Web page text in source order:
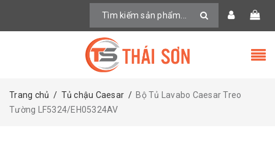
Trang chủ / Tủ chậu Caesar / Bộ Tủ Lavabo Caesar Treo
Tường LF5324/EH05324AV